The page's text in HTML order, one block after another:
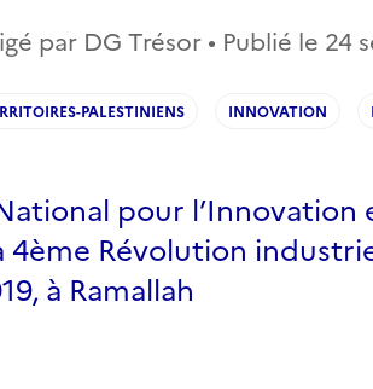
par DG Trésor • Publié le 24
PALESTINIENS INNOVATION
pour l’Innovation
4ème Révolution
à Ramallah